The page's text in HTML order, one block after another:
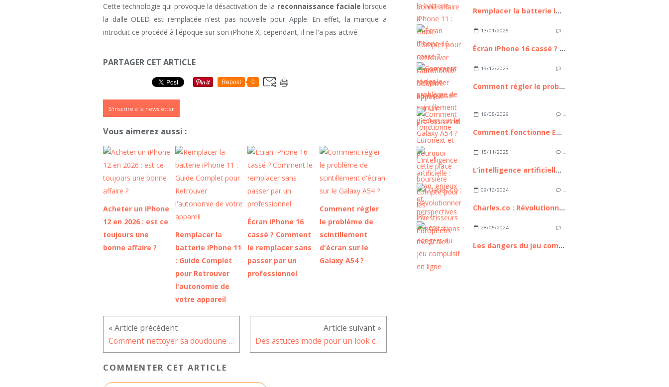
Cette technologie qui provoque la désactivation de la reconnaissance faciale lorsque
la dalle OLED est remplacée n'est pas nouvelle pour Apple. En effet, la marque a
introduit ce procédé à l'époque sur son iPhone X, cependant, il ne l'a pas activé.
PARTAGER CET ARTICLE
Repost 0
S'inscrire à la newsletter
Vous aimerez aussi :
Acheter un iPhone
12 en 2026 : est ce
toujours une
bonne affaire ?
Remplacer la
batterie iPhone 11
: Guide Complet
pour Retrouver
l'autonomie de
votre appareil
Écran iPhone 16
cassé ? Comment
le remplacer sans
passer par un
professionnel
Comment régler
le problème de
scintillement
d'écran sur le
Galaxy A54 ?
Comment nettoyer sa doudoune en machine sans l’abimer ? Des astuces mode pour un look chic et décontracté pour le réveillon de Noël
COMMENTER CET ARTICLE
Remplacer la batterie iPhone 11 : Guide Complet pour Retrouver l'autonomie de votre appareil
13/01/2026 …
Écran iPhone 16 cassé ? Comment le remplacer sans passer par un professionnel
19/12/2023 …
Comment régler le problème de scintillement d'écran sur le Galaxy A54 ?
16/05/2026 …
Comment fonctionne Euronext et pourquoi cette place boursière compte pour les investisseurs européens
15/11/2025 …
L’intelligence artificielle : bilan, enjeux et perspectives
09/12/2024 …
Charles.co : Révolutionner les consultations médicales
28/05/2024 …
Les dangers du jeu compulsif en ligne